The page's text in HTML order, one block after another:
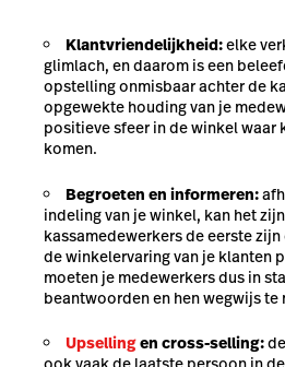
Klantvriendelijkheid:elke
glimlach, en daarom is een
opstelling onmisbaar achter de
opgewekte houding van je
positieve sfeer in de winkel waar
komen.
Begroeten en informeren:
indeling van je winkel, kan het
kassamedewerkers de eerste
de winkelervaring van je klanten
moeten je medewerkers dus in
beantwoorden en hen wegwijs te
Upsellingen cross-selling: